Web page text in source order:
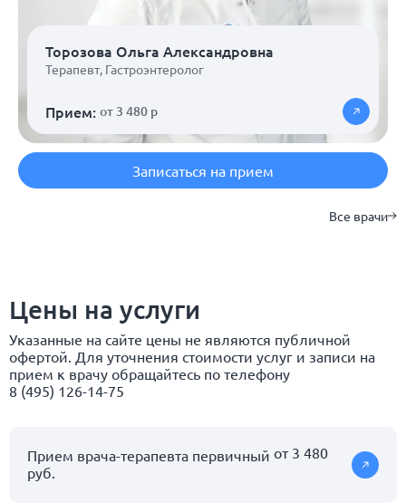
Торозова Ольга Александровна
Терапевт, Гастроэнтеролог
Прием: от 3 480 р
Записаться на прием
Все врачи
Цены на услуги
Указанные на сайте цены не являются публичной
офертой. Для уточнения стоимости услуг и записи на
прием к врачу обращайтесь по телефону
8 (495) 126-14-75
Прием врача-терапевта первичный от 3 480
руб.